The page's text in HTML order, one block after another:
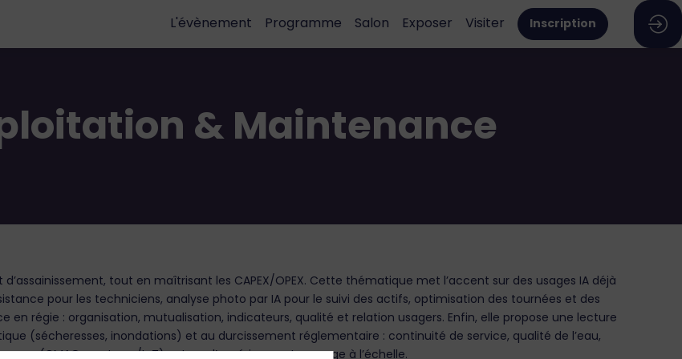
L'évènement Programme Salon Exposer Visiter Inscription
& Maintenance
tout en maîtrisant les CAPEX/OPEX. Cette thématique met l’accent sur des usages IA déjà
pour les techniciens, analyse photo par IA pour le suivi des actifs, optimisation des tournées et des
en régie : organisation, mutualisation, indicateurs, qualité et relation usagers. Enfin, elle propose une lecture
(sécheresses, inondations) et au durcissement réglementaire : continuité de service, qualité de l’eau,